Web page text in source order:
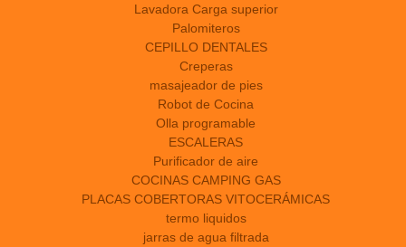
Lavadora Carga superior
Palomiteros
CEPILLO DENTALES
Creperas
masajeador de pies
Robot de Cocina
Olla programable
ESCALERAS
Purificador de aire
COCINAS CAMPING GAS
PLACAS COBERTORAS VITOCERÁMICAS
termo liquidos
jarras de agua filtrada